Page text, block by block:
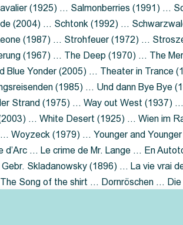
(1925) … Salmonberries (1991) …
(2004) … Schtonk (1992) …
(1987) … Strohfeuer (1972) …
(1967) … The Deep (1970) … The
Blue Yonder (2005) … Theater in Trance
(1985) … Und dann Bye
Strand (1975) … Way out West (1937)
… White Desert (1925) … Wien im
Woyzeck (1979) … Younger and
d’Arc … Le crime de Mr. Lange … En
Gebr. Skladanowsky (1896) … La vie vrai
Song of the shirt … Dornröschen …